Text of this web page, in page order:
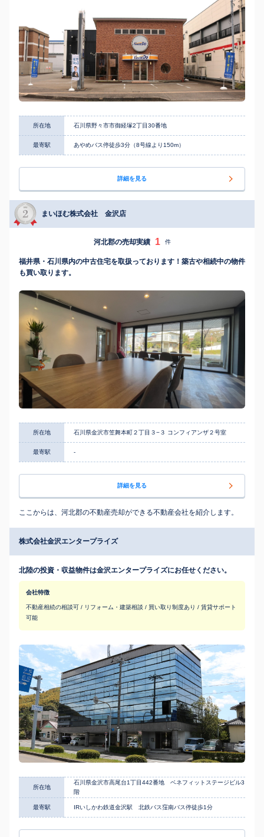
所在地 石川県野々市市御経塚2丁目30番地
最寄駅 あやめバス停徒歩3分（8号線より150m）
詳細を見る
まいほむ株式会社 金沢店
河北郡の売却実績 1 件
福井県・石川県内の中古住宅を取扱っております！築古や相続中の物件
も買い取ります。
所在地 石川県金沢市笠舞本町２丁目３−３ コンフィアンザ２号室
最寄駅 -
詳細を見る
ここからは、河北郡の不動産売却ができる不動産会社を紹介します。
株式会社金沢エンタープライズ
北陸の投資・収益物件は金沢エンタープライズにお任せください。
会社特徴
不動産相続の相談可 / リフォーム・建築相談 / 買い取り制度あり / 賃貸サポート
可能
所在地
石川県金沢市高尾台1丁目442番地 ベネフィットステージビル3
階
最寄駅 IRいしかわ鉄道金沢駅 北鉄バス窪南バス停徒歩1分